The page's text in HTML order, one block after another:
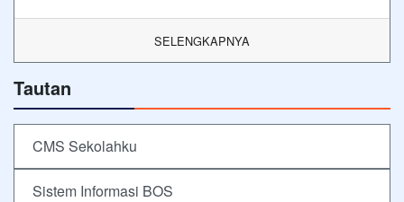
SELENGKAPNYA
Tautan
CMS Sekolahku
Sistem Informasi BOS